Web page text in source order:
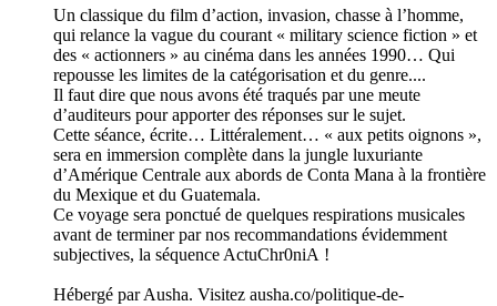
Un classique du film d’action, invasion, chasse à l’homme,
qui relance la vague du courant « military science fiction » et
des « actionners » au cinéma dans les années 1990… Qui
repousse les limites de la catégorisation et du genre....
Il faut dire que nous avons été traqués par une meute
d’auditeurs pour apporter des réponses sur le sujet.
Cette séance, écrite… Littéralement… « aux petits oignons »,
sera en immersion complète dans la jungle luxuriante
d’Amérique Centrale aux abords de Conta Mana à la frontière
du Mexique et du Guatemala.
Ce voyage sera ponctué de quelques respirations musicales
avant de terminer par nos recommandations évidemment
subjectives, la séquence ActuChr0niA !
Hébergé par Ausha. Visitez ausha.co/politique-de-